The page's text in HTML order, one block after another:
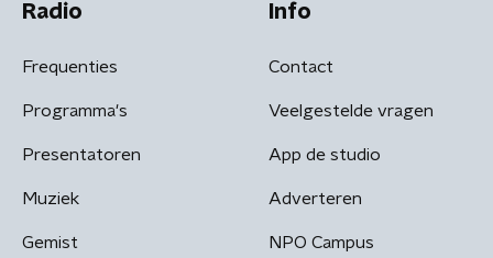
Radio
Frequenties
Programma's
Presentatoren
Muziek
Gemist
Info
Contact
Veelgestelde vragen
App de studio
Adverteren
NPO Campus